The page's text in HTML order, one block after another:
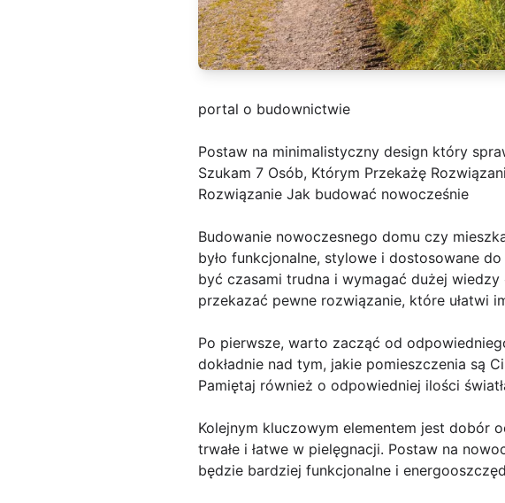
portal o budownictwie
Postaw na minimalistyczny design który
Szukam 7 Osób, Którym Przekażę
Rozwiązanie Jak budować nowocześnie
Budowanie nowoczesnego domu czy
było funkcjonalne, stylowe i dostosowane
być czasami trudna i wymagać dużej
przekazać pewne rozwiązanie, które ułatwi
Po pierwsze, warto zacząć od
dokładnie nad tym, jakie pomieszczenia są
Pamiętaj również o odpowiedniej ilości
Kolejnym kluczowym elementem jest dobór
trwałe i łatwe w pielęgnacji. Postaw na
będzie bardziej funkcjonalne i